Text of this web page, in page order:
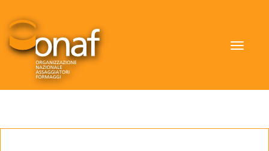
Toggle